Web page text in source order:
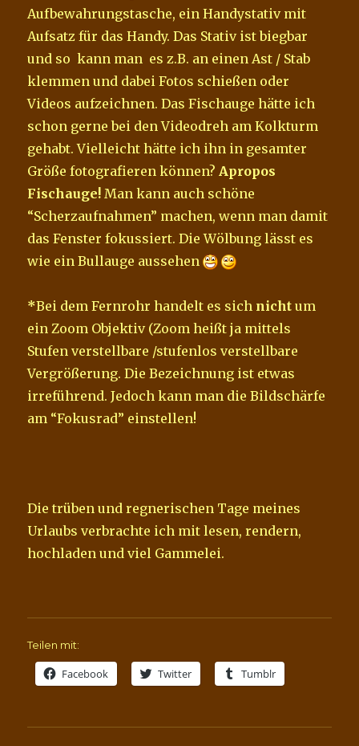
Aufbewahrungstasche, ein Handystativ mit
Aufsatz für das Handy. Das Stativ ist biegbar
und so kann man es z.B. an einen Ast / Stab
klemmen und dabei Fotos schießen oder
Videos aufzeichnen. Das Fischauge hätte ich
schon gerne bei den Videodreh am Kolkturm
gehabt. Vielleicht hätte ich ihn in gesamter
Größe fotografieren können? Apropos
Fischauge! Man kann auch schöne
“Scherzaufnahmen” machen, wenn man damit
das Fenster fokussiert. Die Wölbung lässt es
wie ein Bullauge aussehen
*Bei dem Fernrohr handelt es sich nicht um
ein Zoom Objektiv (Zoom heißt ja mittels
Stufen verstellbare /stufenlos verstellbare
Vergrößerung. Die Bezeichnung ist etwas
irreführend. Jedoch kann man die Bildschärfe
am “Fokusrad” einstellen!
Die trüben und regnerischen Tage meines
Urlaubs verbrachte ich mit lesen, rendern,
hochladen und viel Gammelei.
Teilen mit:
Facebook Twitter Tumblr